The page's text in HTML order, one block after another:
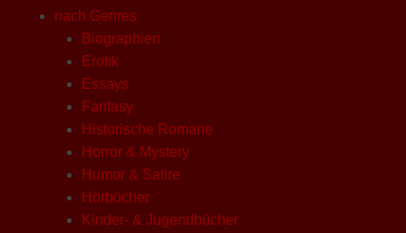
nach Genres
Biographien
Erotik
Essays
Fantasy
Historische Romane
Horror & Mystery
Humor & Satire
Hörbücher
Kinder- & Jugendbücher